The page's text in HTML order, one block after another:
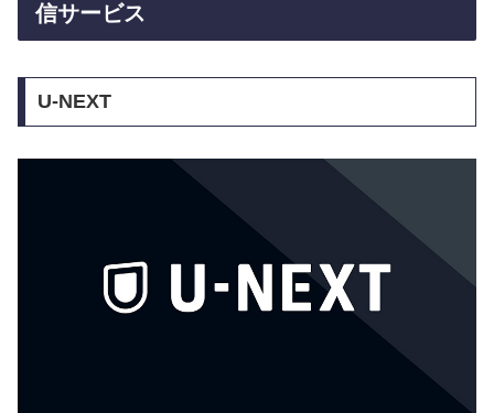
信サービス
U-NEXT